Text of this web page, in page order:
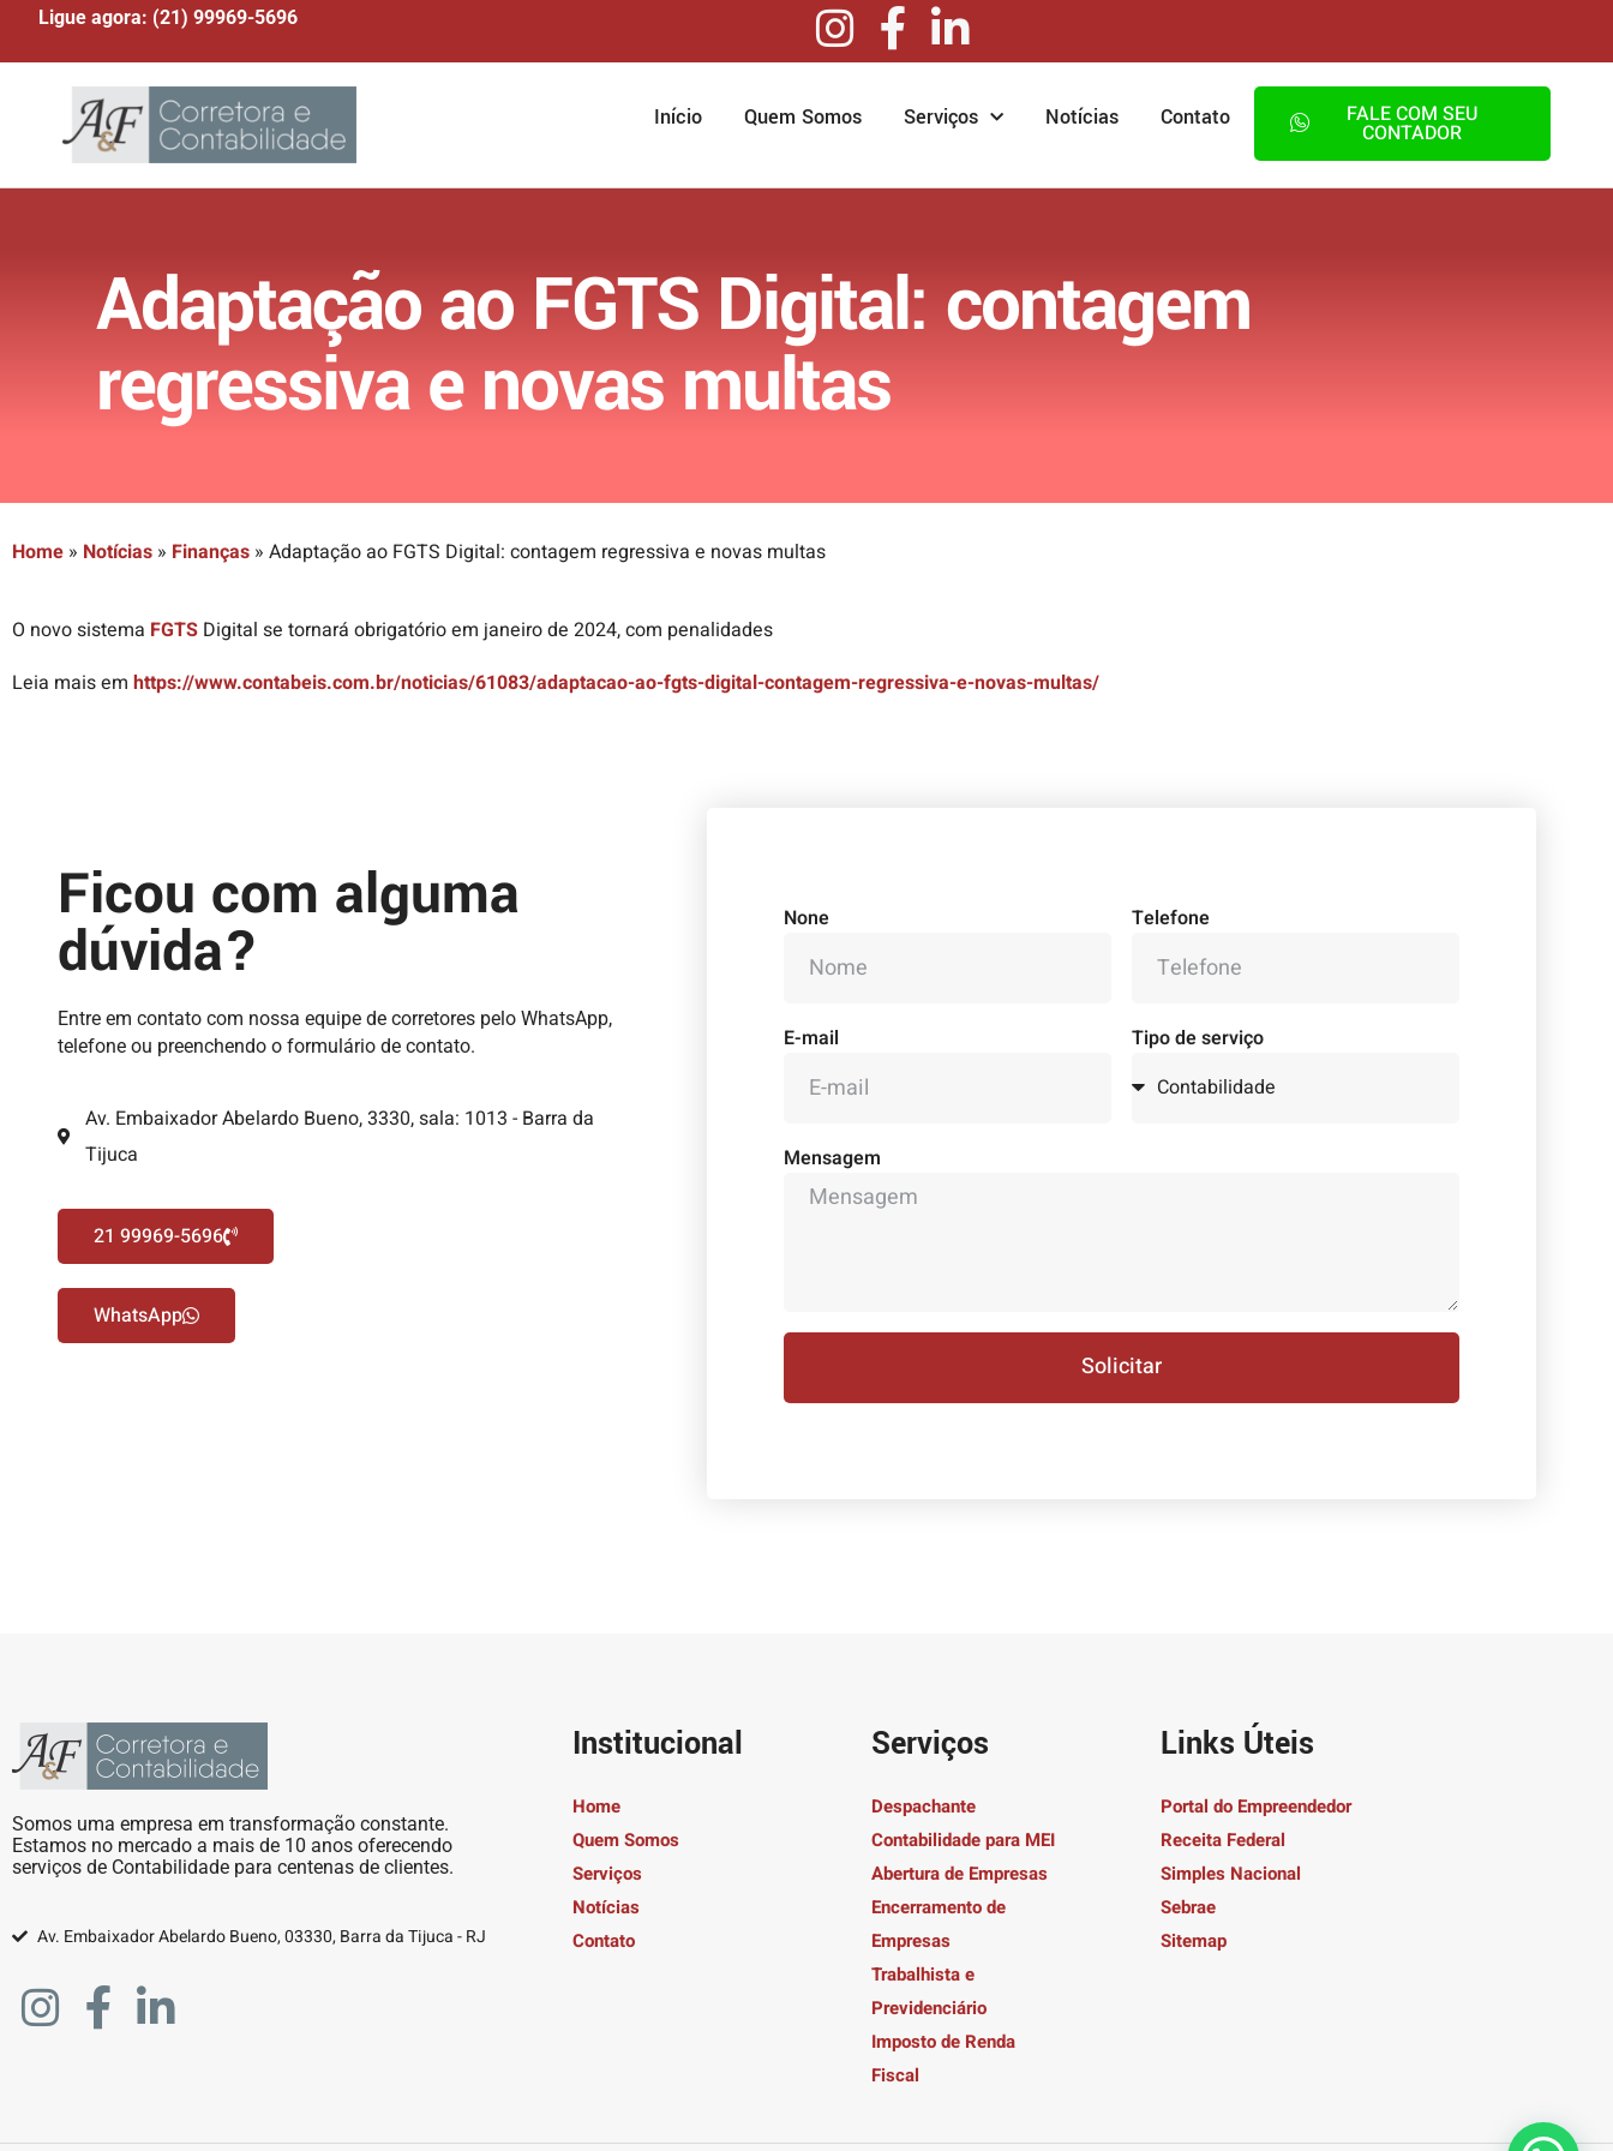
Ligue agora: (21) 99969-5696
Início Quem Somos Serviços Notícias Contato FALE COM SEU
CONTADOR
Adaptação ao FGTS Digital: contagem
regressiva e novas multas
Home » Notícias » Finanças » Adaptação ao FGTS Digital: contagem regressiva e novas multas
O novo sistema FGTS Digital se tornará obrigatório em janeiro de 2024, com penalidades
Leia mais em https://www.contabeis.com.br/noticias/61083/adaptacao-ao-fgts-digital-contagem-regressiva-e-novas-multas/
Ficou com alguma
dúvida?
Entre em contato com nossa equipe de corretores pelo WhatsApp,
telefone ou preenchendo o formulário de contato.
Av. Embaixador Abelardo Bueno, 3330, sala: 1013 - Barra da
Tijuca
21 99969-5696
WhatsApp
None Telefone
E-mail Tipo de serviço
Mensagem
Solicitar
Somos uma empresa em transformação constante.
Estamos no mercado a mais de 10 anos oferecendo
serviços de Contabilidade para centenas de clientes.
Av. Embaixador Abelardo Bueno, 03330, Barra da Tijuca - RJ
Institucional
Home
Quem Somos
Serviços
Notícias
Contato
Serviços
Despachante
Contabilidade para MEI
Abertura de Empresas
Encerramento de
Empresas
Trabalhista e
Previdenciário
Imposto de Renda
Fiscal
Links Úteis
Portal do Empreendedor
Receita Federal
Simples Nacional
Sebrae
Sitemap